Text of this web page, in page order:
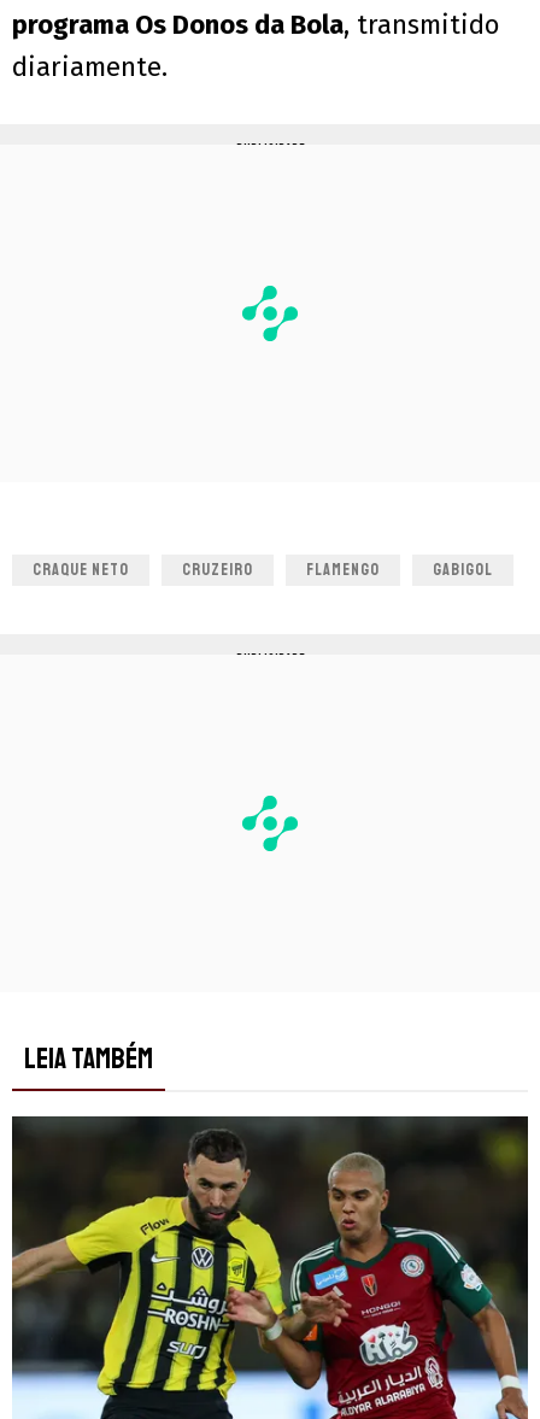
programa Os Donos da Bola, transmitido
diariamente.
PUBLICIDADE
CRAQUE NETO CRUZEIRO FLAMENGO GABIGOL
PUBLICIDADE
LEIA TAMBÉM